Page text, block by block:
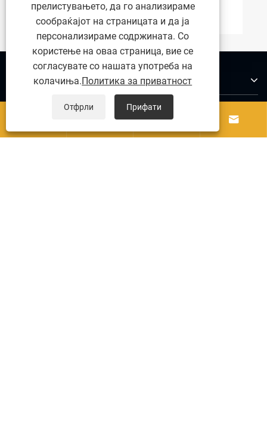
Гледај Повеќе >>
За нас
 
прелистувањето, да го анализираме
сообраќајот на страницата и да ја
персонализираме содржината. Со
користење на оваа страница, вие се
согласувате со нашата употреба на
колачиња.Политика за приватност
Отфрли Прифати